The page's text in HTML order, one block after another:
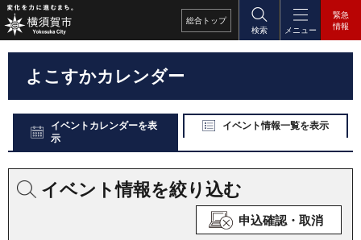
総合 トップ
検索
メニュー
緊急
情報
よこすかカレンダー
イベントカレンダーを表
示
イベント情報一覧を表示
イベント情報を絞り込む
申込確認・取消